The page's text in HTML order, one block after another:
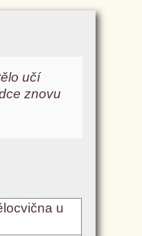
učí
znovu
u